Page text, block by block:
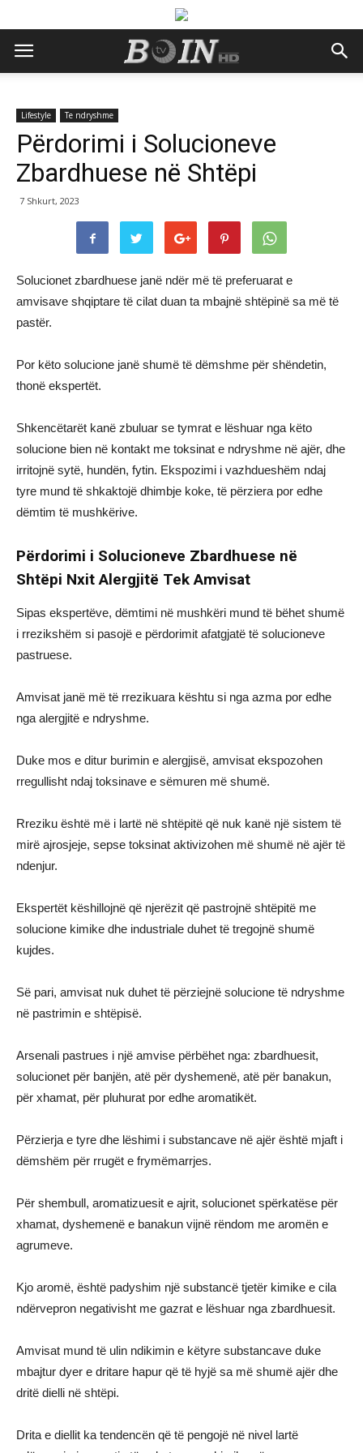
Lifestyle Te ndryshme
Përdorimi i Solucioneve
Zbardhuese në Shtëpi
7 Shkurt, 2023
Solucionet zbardhuese janë ndër më të preferuarat e
amvisave shqiptare të cilat duan ta mbajnë shtëpinë sa më të
pastër.
Por këto solucione janë shumë të dëmshme për shëndetin,
thonë ekspertët.
Shkencëtarët kanë zbuluar se tymrat e lëshuar nga këto
solucione bien në kontakt me toksinat e ndryshme në ajër, dhe
irritojnë sytë, hundën, fytin. Ekspozimi i vazhdueshëm ndaj
tyre mund të shkaktojë dhimbje koke, të përziera por edhe
dëmtim të mushkërive.
Përdorimi i Solucioneve Zbardhuese në
Shtëpi Nxit Alergjitë Tek Amvisat
Sipas ekspertëve, dëmtimi në mushkëri mund të bëhet shumë
i rrezikshëm si pasojë e përdorimit afatgjatë të solucioneve
pastruese.
Amvisat janë më të rrezikuara kështu si nga azma por edhe
nga alergjitë e ndryshme.
Duke mos e ditur burimin e alergjisë, amvisat ekspozohen
rregullisht ndaj toksinave e sëmuren më shumë.
Rreziku është më i lartë në shtëpitë që nuk kanë një sistem të
mirë ajrosjeje, sepse toksinat aktivizohen më shumë në ajër të
ndenjur.
Ekspertët këshillojnë që njerëzit që pastrojnë shtëpitë me
solucione kimike dhe industriale duhet të tregojnë shumë
kujdes.
Së pari, amvisat nuk duhet të përziejnë solucione të ndryshme
në pastrimin e shtëpisë.
Arsenali pastrues i një amvise përbëhet nga: zbardhuesit,
solucionet për banjën, atë për dyshemenë, atë për banakun,
për xhamat, për pluhurat por edhe aromatikët.
Përzierja e tyre dhe lëshimi i substancave në ajër është mjaft i
dëmshëm për rrugët e frymëmarrjes.
Për shembull, aromatizuesit e ajrit, solucionet spërkatëse për
xhamat, dyshemenë e banakun vijnë rëndom me aromën e
agrumeve.
Kjo aromë, është padyshim një substancë tjetër kimike e cila
ndërvepron negativisht me gazrat e lëshuar nga zbardhuesit.
Amvisat mund të ulin ndikimin e këtyre substancave duke
mbajtur dyer e dritare hapur që të hyjë sa më shumë ajër dhe
dritë dielli në shtëpi.
Drita e diellit ka tendencën që të pengojë në nivel lartë